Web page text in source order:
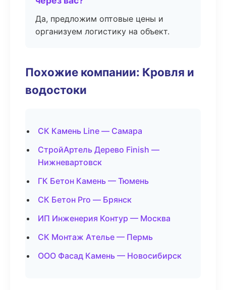
Да, предложим оптовые цены и
организуем логистику на объект.
Похожие компании: Кровля и
водостоки
СК Камень Line — Самара
СтройАртель Дерево Finish —
Нижневартовск
ГК Бетон Камень — Тюмень
СК Бетон Pro — Брянск
ИП Инженерия Контур — Москва
СК Монтаж Ателье — Пермь
ООО Фасад Камень — Новосибирск